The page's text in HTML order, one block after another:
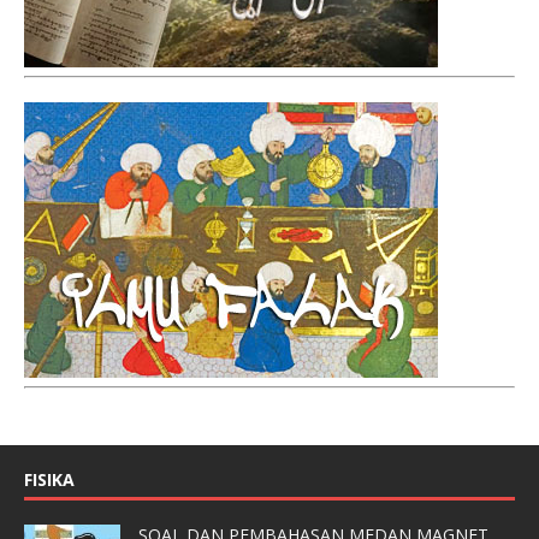
FISIKA
SOAL DAN PEMBAHASAN MEDAN MAGNET